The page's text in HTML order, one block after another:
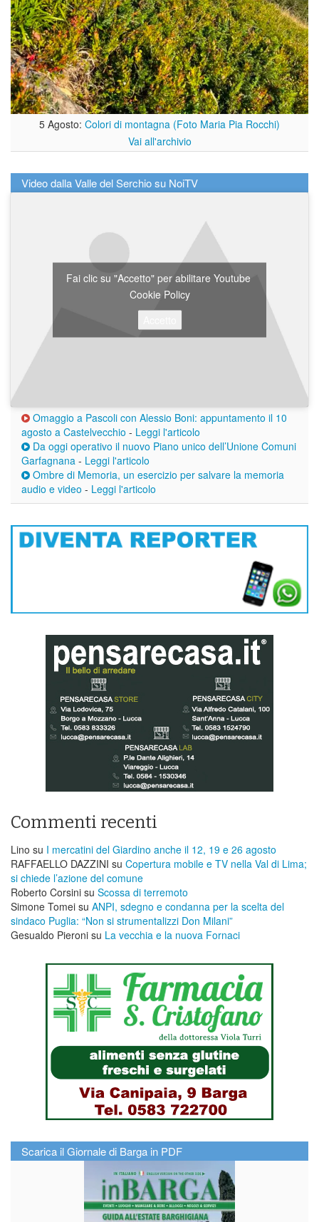
5 Agosto: Colori di montagna (Foto Maria Pia Rocchi)
Vai all'archivio
Video dalla Valle del Serchio su NoiTV
Fai clic su "Accetto" per abilitare Youtube
Cookie Policy
Omaggio a Pascoli con Alessio Boni: appuntamento il 10
agosto a Castelvecchio - Leggi l'articolo
Da oggi operativo il nuovo Piano unico dell’Unione Comuni
Garfagnana - Leggi l'articolo
Ombre di Memoria, un esercizio per salvare la memoria
audio e video - Leggi l'articolo
Commenti recenti
Lino su I mercatini del Giardino anche il 12, 19 e 26 agosto
RAFFAELLO DAZZINI su ​Copertura mobile e TV nella Val di Lima;
si chiede l’azione del comune
Roberto Corsini su Scossa di terremoto
Simone Tomei su ANPI, sdegno e condanna per la scelta del
sindaco Puglia: “Non si strumentalizzi Don Milani”
Gesualdo Pieroni su La vecchia e la nuova Fornaci
Scarica il Giornale di Barga in PDF